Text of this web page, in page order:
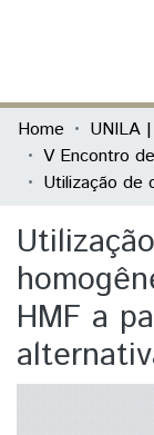
Communities &
All of DSpace
Home UNILA
HMF a